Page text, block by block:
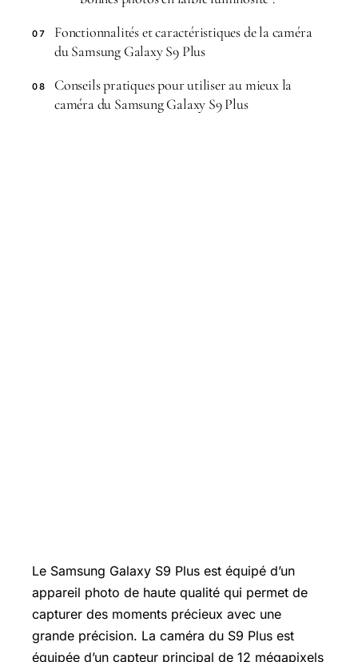
07
Fonctionnalités et caractéristiques de la caméra
du Samsung Galaxy S9 Plus
08
Conseils pratiques pour utiliser au mieux la
caméra du Samsung Galaxy S9 Plus
Le Samsung Galaxy S9 Plus est équipé d’un
appareil photo de haute qualité qui permet de
capturer des moments précieux avec une
grande précision. La caméra du S9 Plus est
équipée d’un capteur principal de 12 mégapixels